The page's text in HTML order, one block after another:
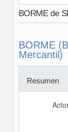
BORME de
BORME
Mercantil)
Resumen